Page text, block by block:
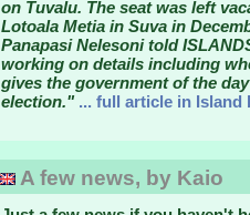
on Tuvalu. The seat was left
Lotoala Metia in Suva in
Panapasi Nelesoni told
working on details including
gives the government of the
election." ... full article in Island
A few news, by Kaio